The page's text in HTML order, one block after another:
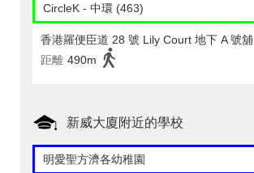
CircleK - 中環 (463)
香港羅便臣道 28 號 Lily Court 地下 A 號舖
距離 490m
新威大廈附近的學校
明愛聖方濟各幼稚園